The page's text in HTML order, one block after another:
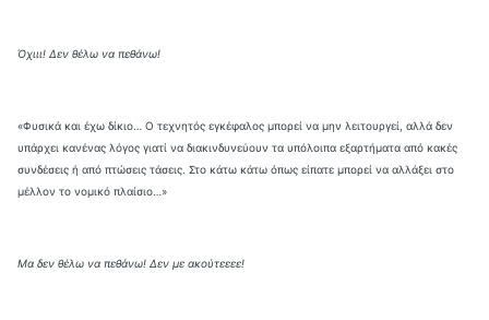
Όχιιι! Δεν θέλω να πεθάνω!
«Φυσικά και έχω δίκιο… Ο τεχνητός εγκέφαλος μπορεί να μην λειτουργεί, αλλά δεν
υπάρχει κανένας λόγος γιατί να διακινδυνεύουν τα υπόλοιπα εξαρτήματα από κακές
συνδέσεις ή από πτώσεις τάσεις. Στο κάτω κάτω όπως είπατε μπορεί να αλλάξει στο
μέλλον το νομικό πλαίσιο…»
Μα δεν θέλω να πεθάνω! Δεν με ακούτεεεε!